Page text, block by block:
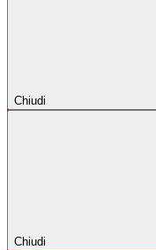
Chiudi
Chiudi